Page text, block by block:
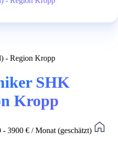
- Region Kropp
SHK
Kropp
- 3900 € / Monat (geschätzt)